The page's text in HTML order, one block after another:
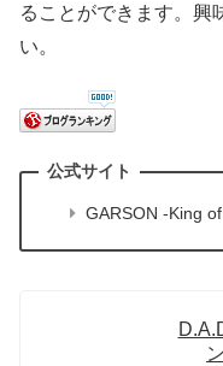
ることができます。興
い。
GARSON -King